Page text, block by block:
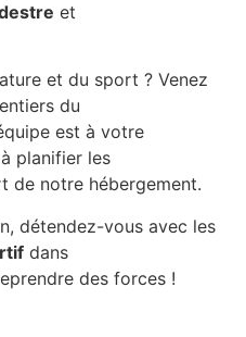
et
et du sport ? Venez
du
est à votre
planifier les
de notre hébergement.
détendez-vous avec les
dans
des forces !